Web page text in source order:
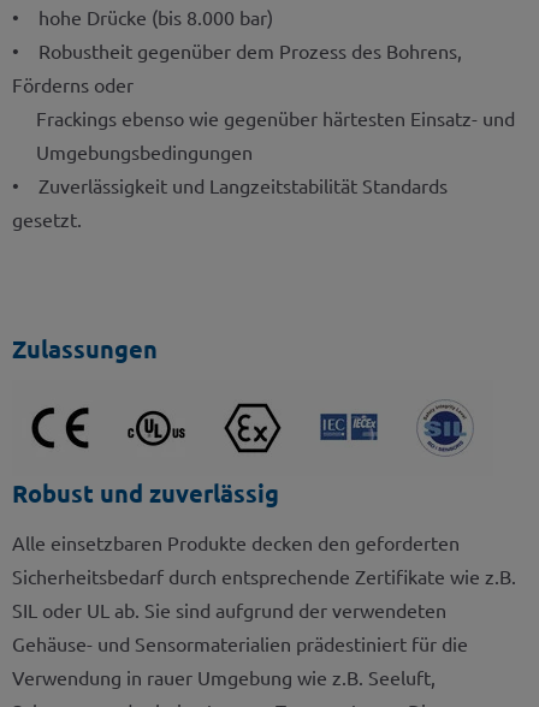
• hohe Drücke (bis 8.000 bar)
• Robustheit gegenüber dem Prozess des Bohrens,
Förderns oder
Frackings ebenso wie gegenüber härtesten Einsatz- und
Umgebungsbedingungen
• Zuverlässigkeit und Langzeitstabilität Standards
gesetzt.
Zulassungen
Robust und zuverlässig
Alle einsetzbaren Produkte decken den geforderten
Sicherheitsbedarf durch entsprechende Zertifikate wie z.B.
SIL oder UL ab. Sie sind aufgrund der verwendeten
Gehäuse- und Sensormaterialien prädestiniert für die
Verwendung in rauer Umgebung wie z.B. Seeluft,